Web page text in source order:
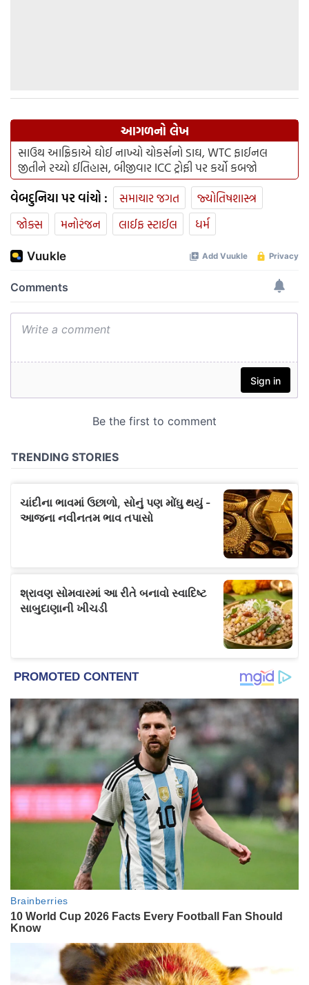
આગળનો લેખ
સાઉથ આફ્રિકાએ ઘોઈ નાખ્યો ચોકર્સનો ડાઘ, WTC ફાઈનલ
જીતીને રચ્યો ઈતિહાસ, બીજીવાર ICC ટ્રોફી પર કર્યો કબજો
વેબદુનિયા પર વાંચો : સમાચાર જગત
જ્યોતિષશાસ્ત્ર
જોક્સ
મનોરંજન લાઈફ સ્ટાઈલ ધર્મ